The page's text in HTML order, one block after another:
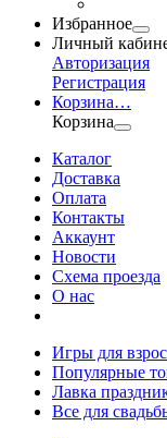
Избранное
Личный
Авторизация
Регистрация
Корзина…
Корзина
Каталог
Доставка
Оплата
Контакты
Аккаунт
Новости
Схема проезда
О нас
Игры для
Популярные
Лавка
Все для